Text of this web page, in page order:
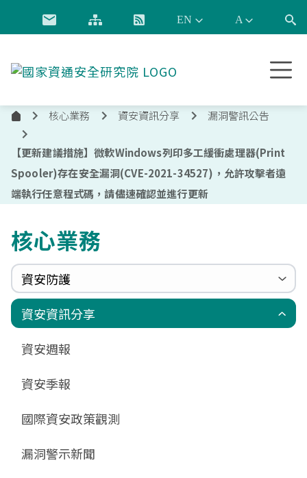
跳到主要內容
通
全
研
院
首
核心業務 資安資訊分享 漏洞警訊公告
【更新建議措施】微軟Windows列印多工緩衝處理器(Print
Spooler)存在安全漏洞(CVE-2021-34527)，允許攻擊者遠
端執行任意程式碼，請儘速確認並進行更新
核心業務
資安防護
政府組態基準(GCB)
更新消息
GCB說明文件
GCB部署資源
GCB終止支援
資通安全弱點通報機制(VANS)
申請作業表單
數位影片教材
FAQ
端點偵測及應變機制(EDR)
相關文件與表單
零信任架構(ZTA)
相關文件與表單
驗證進度
國家資安聯防監控中心(N-SOC)
國家資安通報應變中心(N-CERT)
資安資訊分享
資安週報
資安季報
國際資安政策觀測
漏洞警示新聞